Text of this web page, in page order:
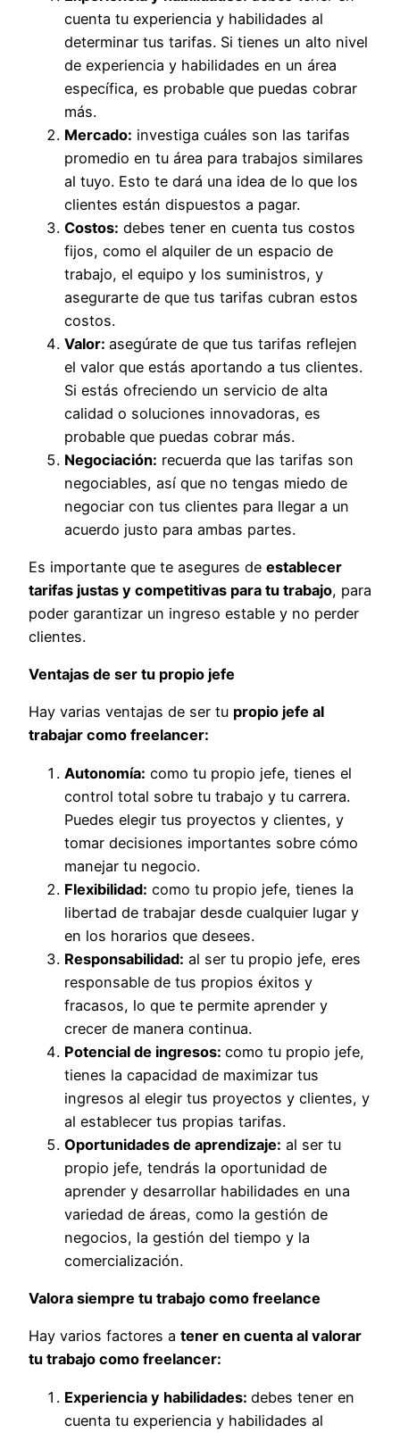
cuenta tu experiencia y habilidades al
determinar tus tarifas. Si tienes un alto nivel
de experiencia y habilidades en un área
específica, es probable que puedas cobrar
más.
Mercado: investiga cuáles son las tarifas
promedio en tu área para trabajos similares
al tuyo. Esto te dará una idea de lo que los
clientes están dispuestos a pagar.
Costos: debes tener en cuenta tus costos
fijos, como el alquiler de un espacio de
trabajo, el equipo y los suministros, y
asegurarte de que tus tarifas cubran estos
costos.
Valor: asegúrate de que tus tarifas reflejen
el valor que estás aportando a tus clientes.
Si estás ofreciendo un servicio de alta
calidad o soluciones innovadoras, es
probable que puedas cobrar más.
Negociación: recuerda que las tarifas son
negociables, así que no tengas miedo de
negociar con tus clientes para llegar a un
acuerdo justo para ambas partes.
Es importante que te asegures de establecer
tarifas justas y competitivas para tu trabajo, para
poder garantizar un ingreso estable y no perder
clientes.
Ventajas de ser tu propio jefe
Hay varias ventajas de ser tu propio jefe al
trabajar como freelancer:
Autonomía: como tu propio jefe, tienes el
control total sobre tu trabajo y tu carrera.
Puedes elegir tus proyectos y clientes, y
tomar decisiones importantes sobre cómo
manejar tu negocio.
Flexibilidad: como tu propio jefe, tienes la
libertad de trabajar desde cualquier lugar y
en los horarios que desees.
Responsabilidad: al ser tu propio jefe, eres
responsable de tus propios éxitos y
fracasos, lo que te permite aprender y
crecer de manera continua.
Potencial de ingresos: como tu propio jefe,
tienes la capacidad de maximizar tus
ingresos al elegir tus proyectos y clientes, y
al establecer tus propias tarifas.
Oportunidades de aprendizaje: al ser tu
propio jefe, tendrás la oportunidad de
aprender y desarrollar habilidades en una
variedad de áreas, como la gestión de
negocios, la gestión del tiempo y la
comercialización.
Valora siempre tu trabajo como freelance
Hay varios factores a tener en cuenta al valorar
tu trabajo como freelancer:
Experiencia y habilidades: debes tener en
cuenta tu experiencia y habilidades al